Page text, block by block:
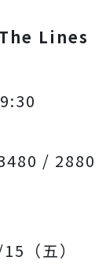
Lines
/ 2880
（五）